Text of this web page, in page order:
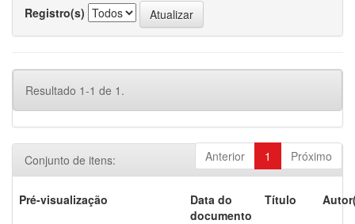
Registro(s)
Resultado 1-1 de 1.
Anterior 1 Próximo
Conjunto de itens:
Pré-visualização
Data do
documento
Título